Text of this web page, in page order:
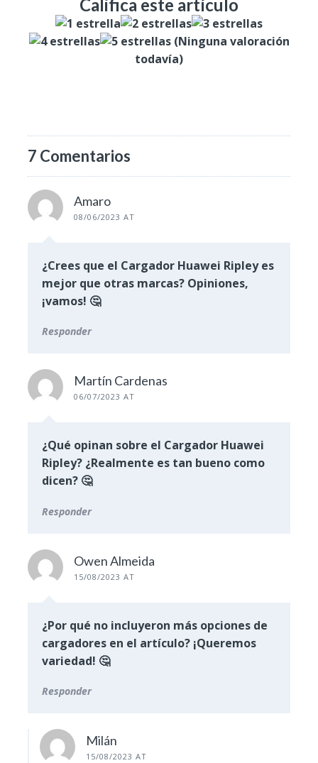
Califica este artículo
(Ninguna valoración
todavía)
7 Comentarios
Amaro
08/06/2023 AT
¿Crees que el Cargador Huawei Ripley es
mejor que otras marcas? Opiniones,
¡vamos! 🤔
Responder
Martín Cardenas
06/07/2023 AT
¿Qué opinan sobre el Cargador Huawei
Ripley? ¿Realmente es tan bueno como
dicen? 🤔
Responder
Owen Almeida
15/08/2023 AT
¿Por qué no incluyeron más opciones de
cargadores en el artículo? ¡Queremos
variedad! 🤔
Responder
Milán
15/08/2023 AT